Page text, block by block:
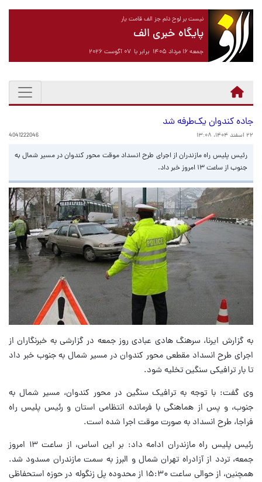
نیست بر لوح دلم جز الف قامت یار
پایگاه خبری الف
جمعه ۱۶ مرداد ۱۴۰۵ برابر با ۰۷ آگوست ۲۰۲۶
جاده کندوان یک‌طرفه شد
۲۲ اسفند ۱۴۰۴، ۱۳:۰۸ 4041222046
رئیس پلیس راه مازندران از اجرای طرح انسداد موقت محور کندوان در مسیر شمال به
جنوب از ساعت ۱۳ امروز خبر داد.
به گزارش ایرنا، سرهنگ هادی عبادی روز جمعه در گزارشی به خبرنگاران از
اجرای طرح انسداد مقطعی محور کندوان در مسیر شمال به جنوب خبر داد
تا بار ترافیکی سنگین تخلیه شود.
وی گفت: با توجه به ترافیک سنگین در محور کندوان، مسیر شمال به
جنوب، و پس از هماهنگی با فرمانده انتظامی استان و رئیس پلیس راه
فراجا، طرح انسداد به صورت موقت اجرا شده است.
رئیس پلیس راه مازندران ادامه داد: بر این اساس، از ساعت ۱۳ امروز
جمعه، تردد از آزادراه تهران شمال و البرز به سمت مازندران مسدود شد.
همچنین، از حوالی ساعت ۱۵:۳۰ از محدوده پل زنگوله در حوزه استحفاظی